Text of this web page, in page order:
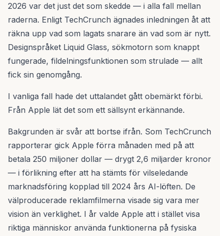
2026 var det just det som skedde — i alla fall mellan
raderna. Enligt TechCrunch ägnades inledningen åt att
räkna upp vad som lagats snarare än vad som är nytt.
Designspråket Liquid Glass, sökmotorn som knappt
fungerade, fildelningsfunktionen som strulade — allt
fick sin genomgång.
I vanliga fall hade det uttalandet gått obemärkt förbi.
Från Apple lät det som ett sällsynt erkännande.
Bakgrunden är svår att bortse ifrån. Som TechCrunch
rapporterar gick Apple förra månaden med på att
betala 250 miljoner dollar — drygt 2,6 miljarder kronor
— i förlikning efter att ha stämts för vilseledande
marknadsföring kopplad till 2024 års AI-löften. De
välproducerade reklamfilmerna visade sig vara mer
vision än verklighet. I år valde Apple att i stället visa
riktiga människor använda funktionerna på fysiska